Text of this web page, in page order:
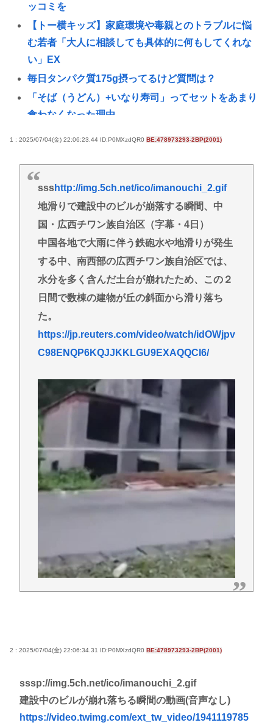
ッコミを
【トー横キッズ】家庭環境や毒親とのトラブルに悩
む若者「大人に相談しても具体的に何もしてくれな
い」EX
毎日タンパク質175g摂ってるけど質問は？
「そば（うどん）+いなり寿司」ってセットをあまり
食わなくなった理由。
【画像】ギャルさん、世界中に発信してる意識ゼロ
で修学旅行の宿をSNS公開してしまうｗｗｗ
【Pickup08082952】
【衝撃】元ジャンポケ斉藤慎二被告、求刑7年直後に
うつろな目で高額ギフトをねだり続け
る・・・・・・・・・
【衝撃】『ルパン三世』放送当時は「つまらない」
と酷評も再放送で視聴率30％超えwww
【爆笑】秋田県職員さん、ラブホテルから記者会見
www
ラーメン二郎「もう食わない？ さっきは食べれるっ
昔のおまいら「マクドはクソ！モスバーガー最高
や！」👈この風潮はもう無くなった？
現在ヤフコメ時速ランキング1位の記事がこれ。どう
思う？
ベジットのベジータ要素、ネーミングセンスしかな
1 : 2025/07/04(金) 22:06:23.44 ID:P0MXzdQR0 BE:478973293-2BP(2001)
ssshttp://img.5ch.net/ico/imanouchi_2.gif
地滑りで建設中のビルが崩落する瞬間、中
国・広西チワン族自治区（字幕・4日）
中国各地で大雨に伴う鉄砲水や地滑りが発生
する中、南西部の広西チワン族自治区では、
水分を多く含んだ土台が崩れたため、この２
日間で数棟の建物が丘の斜面から滑り落ち
た。
https://jp.reuters.com/video/watch/idOWjpv
C98ENQP6KQJJKKLGU9EXAQQCI6/
2 : 2025/07/04(金) 22:06:34.31 ID:P0MXzdQR0 BE:478973293-2BP(2001)
sssp://img.5ch.net/ico/imanouchi_2.gif
建設中のビルが崩れ落ちる瞬間の動画(音声なし)
https://video.twimg.com/ext_tw_video/1941119785